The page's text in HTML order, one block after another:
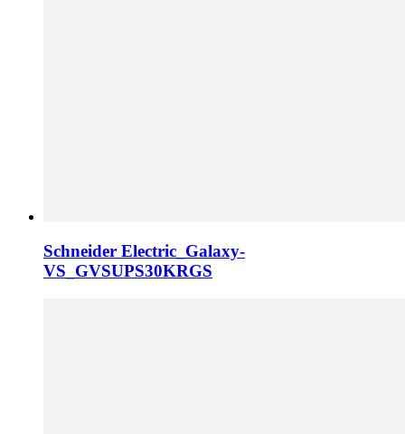
Schneider Electric_Galaxy-
VS_GVSUPS30KRGS